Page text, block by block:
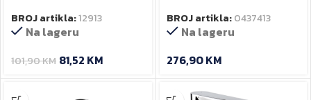
BROJ artikla:12913
Na lageru
101,90KM 81,52 KM
GROHE
BROJ artikla:0437413
Na lageru
276,90KM